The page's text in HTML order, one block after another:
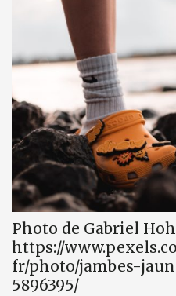
Photo de Gabriel
https://
fr/photo/jambes-
5896395/